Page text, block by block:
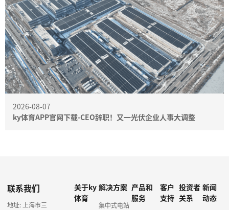
2026-08-07
ky体育APP官网下载-CEO辞职！又一光伏企业人事大调整
联系我们
地址: 上海市三
关于ky
体育
解决方案
集中式电站
产品和
服务
客户
支持
投资者
关系
新闻
动态